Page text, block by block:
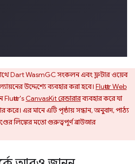
Dart WasmGC সংকলন এবং ফ্লটার ওয়েব
উদ্দেশ্যে ব্যবহার করা হবে। Flutter Web
Flutter'sCanvasKit রেন্ডারারব্যবহার করে যা
করে। এর মানে এটি পৃষ্ঠায় সন্ধান, অনুবাদ, পাঠ্য
লিঙ্কের মতো গুরুত্বপূর্ণ ব্রাউজার